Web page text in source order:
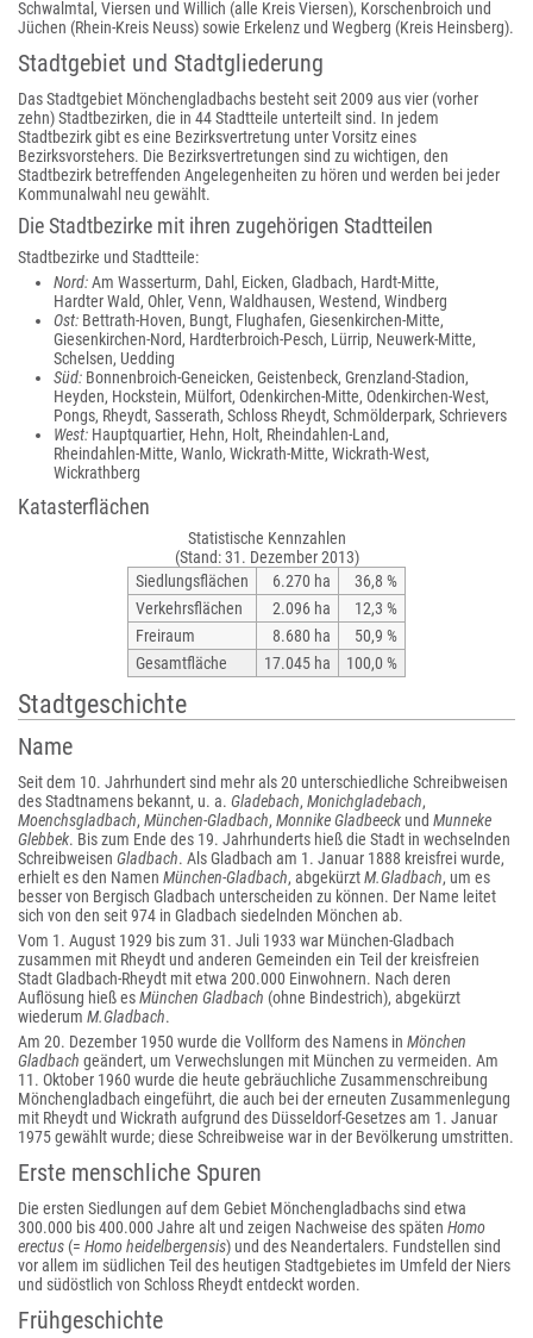
Schwalmtal, Viersen und Willich (alle Kreis Viersen), Korschenbroich und
Jüchen (Rhein-Kreis Neuss) sowie Erkelenz und Wegberg (Kreis Heinsberg).
Stadtgebiet und Stadtgliederung
Das Stadtgebiet Mönchengladbachs besteht seit 2009 aus vier (vorher
zehn) Stadtbezirken, die in 44 Stadtteile unterteilt sind. In jedem
Stadtbezirk gibt es eine Bezirksvertretung unter Vorsitz eines
Bezirksvorstehers. Die Bezirksvertretungen sind zu wichtigen, den
Stadtbezirk betreffenden Angelegenheiten zu hören und werden bei jeder
Kommunalwahl neu gewählt.
Die Stadtbezirke mit ihren zugehörigen Stadtteilen
Stadtbezirke und Stadtteile:
Nord:Am Wasserturm, Dahl, Eicken, Gladbach, Hardt-Mitte,
Hardter Wald, Ohler, Venn, Waldhausen, Westend, Windberg
Ost: Bettrath‑Hoven, Bungt, Flughafen, Giesenkirchen‑Mitte,
Giesenkirchen‑Nord, Hardterbroich‑Pesch, Lürrip, Neuwerk‑Mitte,
Schelsen, Uedding
Süd: Bonnenbroich‑Geneicken, Geistenbeck, Grenzland‑Stadion,
Heyden, Hockstein, Mülfort, Odenkirchen‑Mitte, Odenkirchen‑West,
Pongs, Rheydt, Sasserath, Schloss Rheydt, Schmölderpark, Schrievers
West: Hauptquartier, Hehn, Holt, Rheindahlen‑Land,
Rheindahlen‑Mitte, Wanlo, Wickrath-Mitte, Wickrath‑West,
Wickrathberg
Katasterflächen
Statistische Kennzahlen
(Stand: 31. Dezember 2013)
Siedlungsflächen
6.270 ha
36,8 %
Verkehrsflächen
2.096 ha
12,3 %
Freiraum
8.680 ha
50,9 %
Gesamtfläche
17.045 ha 100,0 %
Stadtgeschichte
Name
Seit dem 10. Jahrhundert sind mehr als 20 unterschiedliche Schreibweisen
des Stadtnamens bekannt, u. a. Gladebach, Monichgladebach,
Moenchsgladbach, München-Gladbach, Monnike Gladbeeck und Munneke
Glebbek. Bis zum Ende des 19. Jahrhunderts hieß die Stadt in wechselnden
Schreibweisen Gladbach. Als Gladbach am 1. Januar 1888 kreisfrei wurde,
erhielt es den Namen München-Gladbach, abgekürztM.Gladbach, um es
besser von Bergisch Gladbach unterscheiden zu können. Der Name leitet
sich von den seit 974 in Gladbach siedelnden Mönchen ab.
Vom 1. August 1929 bis zum 31. Juli 1933 war München-Gladbach
zusammen mit Rheydt und anderen Gemeinden ein Teil der kreisfreien
Stadt Gladbach-Rheydt mit etwa 200.000 Einwohnern. Nach deren
Auflösung hieß esMünchen Gladbach (ohne Bindestrich), abgekürzt
wiederum M.Gladbach.
Am 20. Dezember 1950 wurde die Vollform des Namens in Mönchen
Gladbach geändert, um Verwechslungen mit München zu vermeiden. Am
11. Oktober 1960 wurde die heute gebräuchliche Zusammenschreibung
Mönchengladbach eingeführt, die auch bei der erneuten Zusammenlegung
mit Rheydt und Wickrath aufgrund des Düsseldorf-Gesetzes am 1. Januar
1975 gewählt wurde; diese Schreibweise war in der Bevölkerung umstritten.
Erste menschliche Spuren
Die ersten Siedlungen auf dem Gebiet Mönchengladbachs sind etwa
300.000 bis 400.000 Jahre alt und zeigen Nachweise des späten Homo
erectus (= Homo heidelbergensis) und des Neandertalers. Fundstellen sind
vor allem im südlichen Teil des heutigen Stadtgebietes im Umfeld der Niers
und südöstlich von Schloss Rheydt entdeckt worden.
Frühgeschichte